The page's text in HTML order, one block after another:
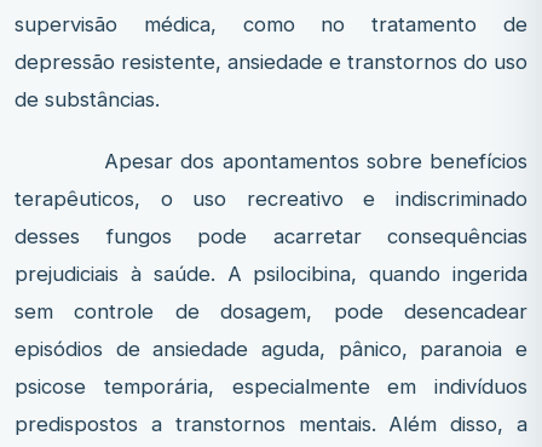
supervisão médica, como no tratamento de
depressão resistente, ansiedade e transtornos do uso
de substâncias.
Apesar dos apontamentos sobre benefícios
terapêuticos, o uso recreativo e indiscriminado
desses fungos pode acarretar consequências
prejudiciais à saúde. A psilocibina, quando ingerida
sem controle de dosagem, pode desencadear
episódios de ansiedade aguda, pânico, paranoia e
psicose temporária, especialmente em indivíduos
predispostos a transtornos mentais. Além disso, a